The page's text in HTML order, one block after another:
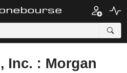
Inc. : Morgan